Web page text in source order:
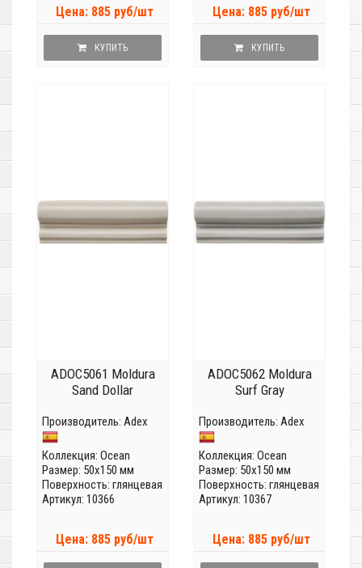
Цена: 885 руб/шт
КУПИТЬ
Цена: 885 руб/шт
КУПИТЬ
ADOC5061 Moldura
Sand Dollar
Производитель: Adex
Коллекция: Ocean
Размер: 50x150 мм
Поверхность: глянцевая
Артикул: 10366
Цена: 885 руб/шт
ADOC5062 Moldura
Surf Gray
Производитель: Adex
Коллекция: Ocean
Размер: 50x150 мм
Поверхность: глянцевая
Артикул: 10367
Цена: 885 руб/шт